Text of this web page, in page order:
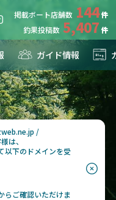
掲載ボート店舗数 144
釣果投稿数 5,407
ガイド情報
/
は、
以下のドメインを受
らご確認いただけま